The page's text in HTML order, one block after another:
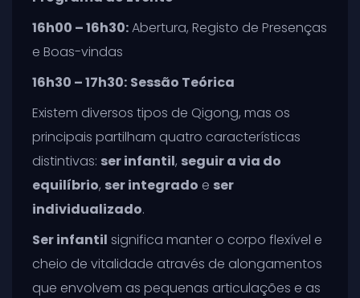
16h00 – 16h30:Abertura, Registo de Presenças
e Boas-vindas
16h30 – 17h30: Sessão Teórica
Existem diversos tipos de Qigong, mas os
principais partilham quatro características
distintivas: ser infantil, seguir a via do
equilíbrio, ser integrado e ser
individualizado.
Ser infantil significa manter o corpo flexível e
cheio de vitalidade através de alongamentos
que envolvem as pequenas articulações e as